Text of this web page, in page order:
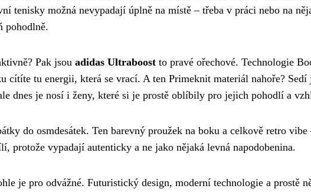
tenisky možná nevypadají úplně na místě – třeba v práci nebo na
pohodlně.
Pak jsou adidas Ultraboost to pravé ořechové. Technologie
cítíte tu energii, která se vrací. A ten Primeknit materiál nahoře?
dnes je nosí i ženy, které si je prostě oblíbily pro jejich pohodlí a
do osmdesátek. Ten barevný proužek na boku a celkově retro vibe
protože vypadají autenticky a ne jako nějaká levná napodobenina.
je pro odvážné. Futuristický design, moderní technologie a prostě